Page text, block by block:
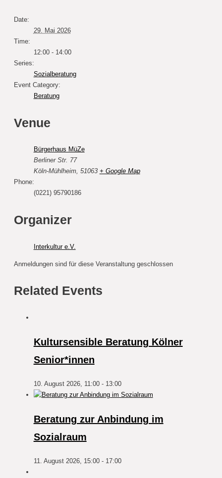
Date:
29. Mai 2026
Time:
12:00 - 14:00
Series:
Sozialberatung
Event Category:
Beratung
Venue
Bürgerhaus MüZe
Berliner Str. 77
Köln-Mühlheim, 51063 + Google Map
Phone:
(0221) 95790186
Organizer
Interkultur e.V.
Anmeldungen sind für diese Veranstaltung geschlossen
Related Events
Kultursensible Beratung Kölner
Senior*innen
10. August 2026, 11:00- 13:00
Beratung zur Anbindung im
Sozialraum
11. August 2026, 15:00- 17:00